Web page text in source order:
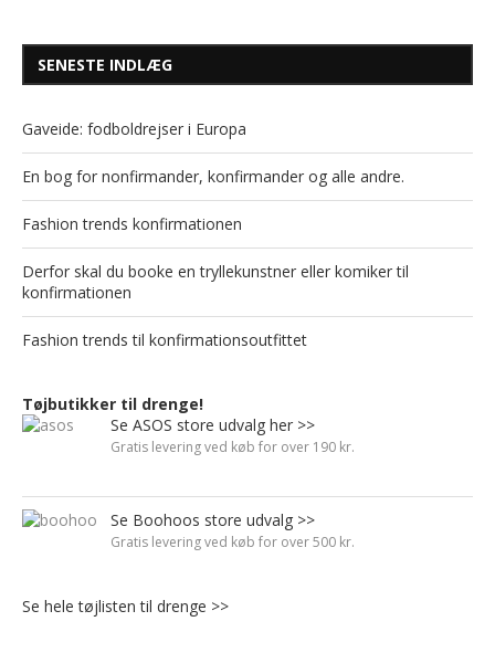
SENESTE INDLÆG
Gaveide: fodboldrejser i Europa
En bog for nonfirmander, konfirmander og alle andre.
Fashion trends konfirmationen
Derfor skal du booke en tryllekunstner eller komiker til
konfirmationen
Fashion trends til konfirmationsoutfittet
Tøjbutikker til drenge!
Se ASOS store udvalg her >>
Gratis levering ved køb for over 190 kr.
Se Boohoos store udvalg >>
Gratis levering ved køb for over 500 kr.
Se hele tøjlisten til drenge >>